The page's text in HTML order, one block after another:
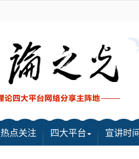
热点关注 四大平台 宣讲时间